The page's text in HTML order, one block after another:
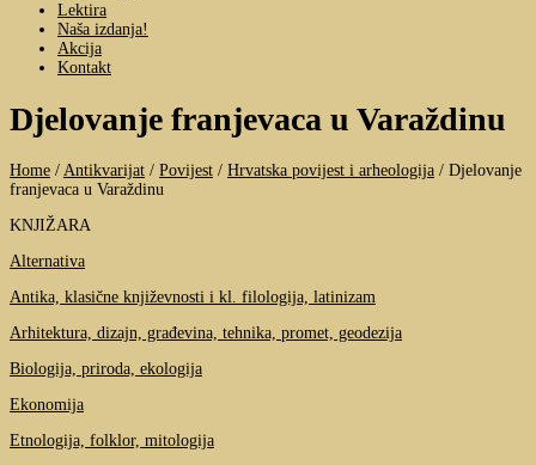
Lektira
Naša izdanja!
Akcija
Kontakt
Djelovanje franjevaca u Varaždinu
Home / Antikvarijat / Povijest / Hrvatska povijest i arheologija / Djelovanje
franjevaca u Varaždinu
KNJIŽARA
Alternativa
Antika, klasične književnosti i kl. filologija, latinizam
Arhitektura, dizajn, građevina, tehnika, promet, geodezija
Biologija, priroda, ekologija
Ekonomija
Etnologija, folklor, mitologija